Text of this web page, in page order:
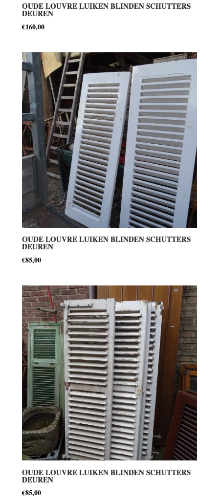
OUDE LOUVRE LUIKEN BLINDEN SCHUTTERS
DEUREN
€160,00
OUDE LOUVRE LUIKEN BLINDEN SCHUTTERS
DEUREN
€85,00
OUDE LOUVRE LUIKEN BLINDEN SCHUTTERS
DEUREN
€85,00